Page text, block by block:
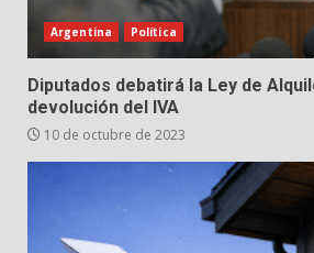
Argentina Política
Diputados debatirá la Ley de
devolución del IVA
10 de octubre de 2023